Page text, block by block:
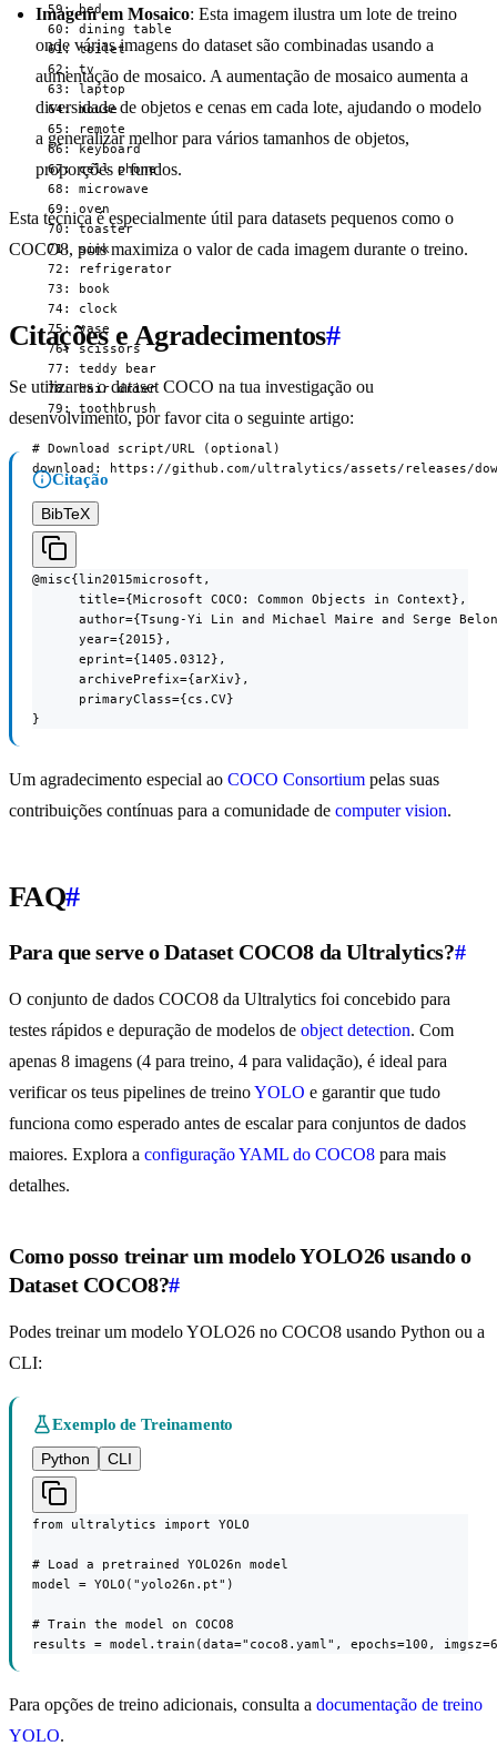
  59: bed
  60: dining table
  61: toilet
  62: tv
  63: laptop
  64: mouse
  65: remote
  66: keyboard
  67: cell phone
  68: microwave
  69: oven
  70: toaster
  71: sink
  72: refrigerator
  73: book
  74: clock
  75: vase
  76: scissors
  77: teddy bear
  78: hair drier
  79: toothbrush
# Download script/URL (optional)
download: https://github.com/ultralytics/assets/releases/
Imagem em Mosaico: Esta imagem ilustra um lote de treino
onde várias imagens do dataset são combinadas usando a
aumentação de mosaico. A aumentação de mosaico aumenta a
diversidade de objetos e cenas em cada lote, ajudando o modelo
a generalizar melhor para vários tamanhos de objetos,
proporções e fundos.
Esta técnica é especialmente útil para datasets pequenos como o
COCO8, pois maximiza o valor de cada imagem durante o treino.
Citações e Agradecimentos#
Se utilizares o dataset COCO na tua investigação ou
desenvolvimento, por favor cita o seguinte artigo:
Citação
BibTeX
@misc{lin2015microsoft,
      title={Microsoft COCO: Common Objects in Context},
author={Tsung-Yi Lin and Michael Maire and Serge
      year={2015},
      eprint={1405.0312},
      archivePrefix={arXiv},
      primaryClass={cs.CV}
}
Um agradecimento especial ao COCO Consortium pelas suas
contribuições contínuas para a comunidade de computer vision.
FAQ#
Para que serve o Dataset COCO8 da Ultralytics?#
O conjunto de dados COCO8 da Ultralytics foi concebido para
testes rápidos e depuração de modelos de object detection. Com
apenas 8 imagens (4 para treino, 4 para validação), é ideal para
verificar os teus pipelines de treinoYOLO e garantir que tudo
funciona como esperado antes de escalar para conjuntos de dados
maiores. Explora a configuração YAML do COCO8 para mais
detalhes.
Como posso treinar um modelo YOLO26 usando o
Dataset COCO8?#
Podes treinar um modelo YOLO26 no COCO8 usando Python ou a
CLI:
Exemplo de Treinamento
Python
CLI
from ultralytics import YOLO
# Load a pretrained YOLO26n model
model = YOLO("yolo26n.pt")
# Train the model on COCO8
results = model.train(data="coco8.yaml", epochs=100,
Para opções de treino adicionais, consulta a documentação de treino
YOLO.